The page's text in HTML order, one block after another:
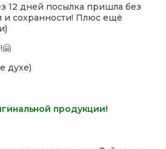
12 дней посылка пришла без
и сохранности! Плюс ещё
духе)
продукции!